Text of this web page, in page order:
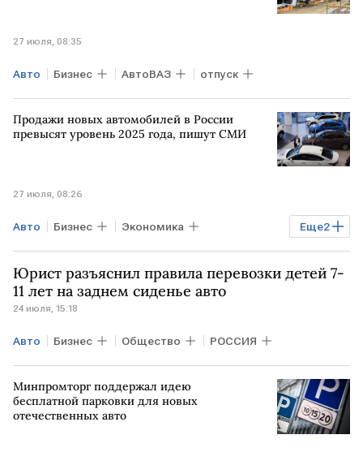
27 июля, 08:35
Авто Бизнес АвтоВАЗ отпуск
Продажи новых автомобилей в России
превысят уровень 2025 года, пишут СМИ
27 июля, 08:26
Еще2
Авто Бизнес Экономика
Ведомости РОАД
Юрист разъяснил правила перевозки детей 7-
11 лет на заднем сиденье авто
24 июля, 15:18
Авто Бизнес Общество РОССИЯ
Минпромторг поддержал идею
бесплатной парковки для новых
отечественных авто